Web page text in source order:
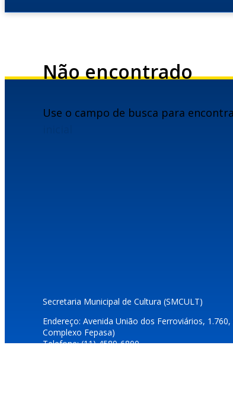
Não encontrado
Use o campo de busca para
Secretaria Municipal de Cultura (SMCULT)
Endereço: Avenida União dos Ferroviários,
Complexo Fepasa)
Telefone: (11) 4589-6800